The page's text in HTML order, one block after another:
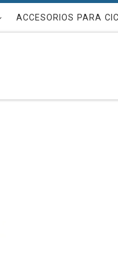
ACCESORIOS PARA